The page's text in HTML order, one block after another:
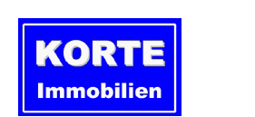
Inhalt
springen